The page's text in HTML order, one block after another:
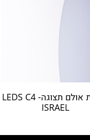
השקת אולם תצוגה- LEDS C4
ISRAEL